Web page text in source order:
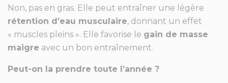
Non, pas en gras. Elle peut entraîner une légère
rétention d’eau musculaire, donnant un effet
« muscles pleins ». Elle favorise le gain de masse
maigre avec un bon entraînement.
Peut-on la prendre toute l’année ?